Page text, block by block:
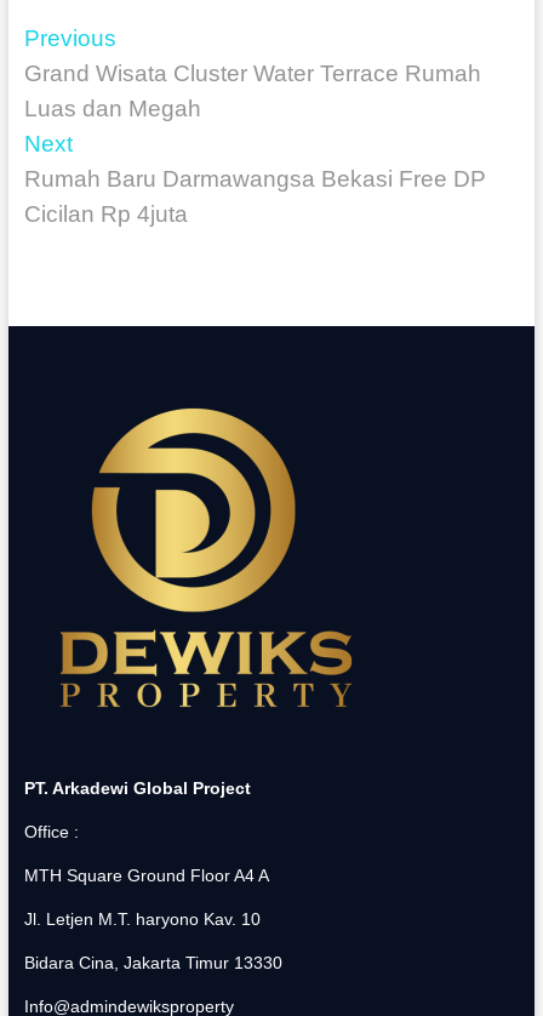
Previous
Grand Wisata Cluster Water Terrace Rumah
Luas dan Megah
Next
Rumah Baru Darmawangsa Bekasi Free DP
Cicilan Rp 4juta
PT. Arkadewi Global Project
Office :
MTH Square Ground Floor A4 A
Jl. Letjen M.T. haryono Kav. 10
Bidara Cina, Jakarta Timur 13330
Info@admindewiksproperty